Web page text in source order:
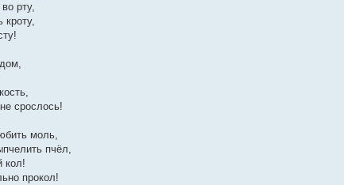
рту,
кроту,
срослось!
моль,
пчёл,
кол!
прокол!